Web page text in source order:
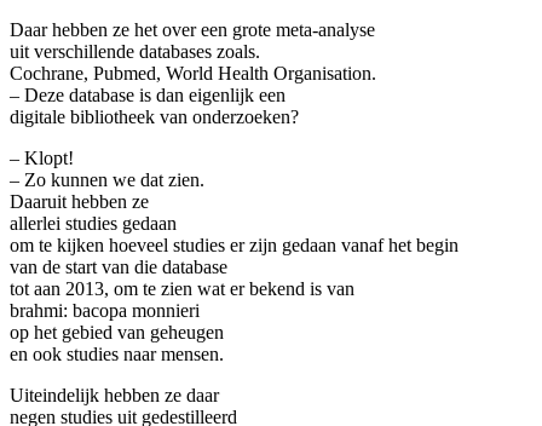
Daar hebben ze het over een grote meta-analyse
uit verschillende databases zoals.
Cochrane, Pubmed, World Health Organisation.
– Deze database is dan eigenlijk een
digitale bibliotheek van onderzoeken?
– Klopt!
– Zo kunnen we dat zien.
Daaruit hebben ze
allerlei studies gedaan
om te kijken hoeveel studies er zijn gedaan vanaf het begin
van de start van die database
tot aan 2013, om te zien wat er bekend is van
brahmi: bacopa monnieri
op het gebied van geheugen
en ook studies naar mensen.
Uiteindelijk hebben ze daar
negen studies uit gedestilleerd